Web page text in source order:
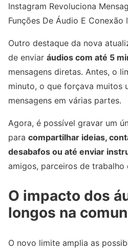
Instagram Revoluciona
Funções De Áudio E Conexão
Outro destaque da nova
de enviar áudios com até 5
mensagens diretas. Antes, o
minuto, o que forçava muitos
mensagens em várias partes.
Agora, é possível gravar um
para compartilhar ideias,
desabafos ou até enviar
amigos, parceiros de trabalho
O impacto dos
longos na
O novo limite amplia as